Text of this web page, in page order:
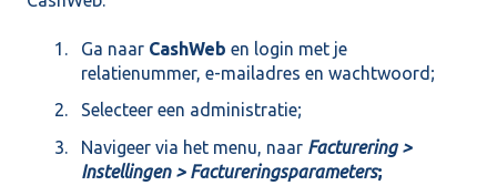
Ga naar CashWeb en login met je
relatienummer, e-mailadres en wachtwoord;
Selecteer een administratie;
Navigeer via het menu, naar Facturering >
Instellingen > Factureringsparameters;